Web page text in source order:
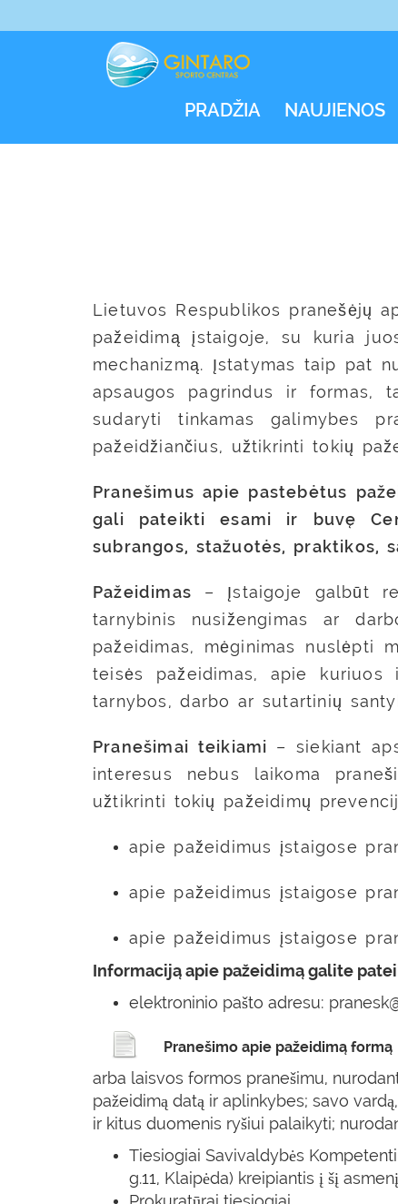
PRADŽIA NAUJIENOS
Lietuvos Respublikos pranešėjų
pažeidimą įstaigoje, su kuria
mechanizmą. Įstatymas taip pat
apsaugos pagrindus ir formas,
sudaryti tinkamas galimybes
pažeidžiančius, užtikrinti tokių
Pranešimus apie pastebėtus
gali pateikti esami ir buvę
subrangos, stažuotės, praktikos,
Pažeidimas – Įstaigoje galbūt
tarnybinis nusižengimas ar
pažeidimas, mėginimas nuslėpti
teisės pažeidimas, apie
tarnybos, darbo ar sutartinių
Pranešimai teikiami – siekiant
interesus nebus laikoma
užtikrinti tokių pažeidimų
apie pažeidimus įstaigose
apie pažeidimus įstaigose
apie pažeidimus įstaigose
Informaciją apie pažeidimą galite
elektroninio pašto adresu:
Pranešimo apie pažeidimą formą
arba laisvos formos pranešimu,
pažeidimą datą ir aplinkybes; savo
ir kitus duomenis ryšiui palaikyti;
Tiesiogiai Savivaldybės
g.11, Klaipėda) kreipiantis į šį